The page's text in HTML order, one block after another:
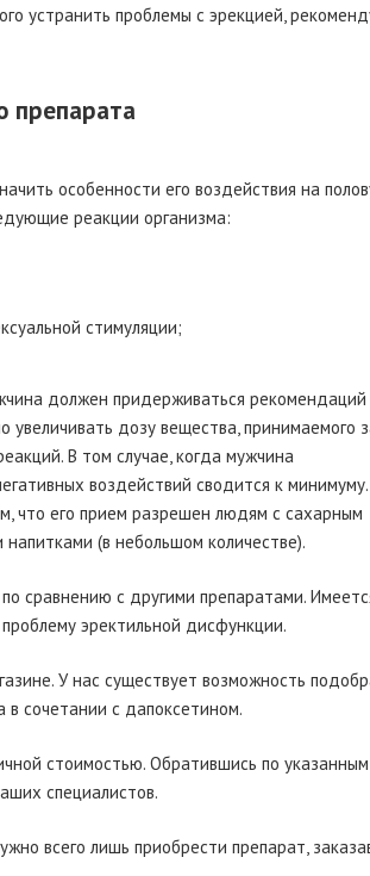
устранить проблемы с эрекцией,
препарата
особенности его воздействия на
реакции организма:
стимуляции;
должен придерживаться рекомендаций
увеличивать дозу вещества, принимаемого
В том случае, когда мужчина
воздействий сводится к минимуму.
что его прием разрешен людям с сахарным
(в небольшом количестве).
сравнению с другими препаратами.
эректильной дисфункции.
У нас существует возможность
сочетании с дапоксетином.
стоимостью. Обратившись по указанным
специалистов.
всего лишь приобрести препарат,